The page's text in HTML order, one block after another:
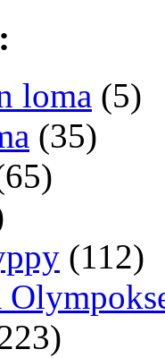
loma (5)
(35)
(112)